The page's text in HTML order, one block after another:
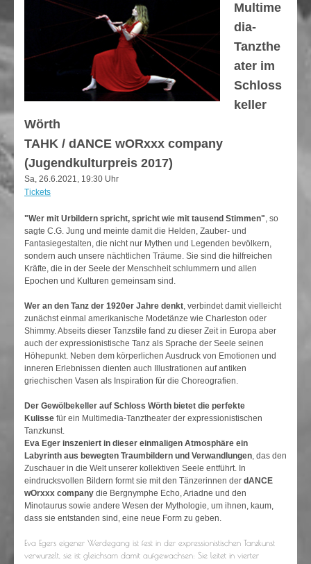
Multime
dia-
Tanzthe
ater im
Schloss
keller
Wörth
TAHK / dANCE wORxxx company
(Jugendkulturpreis 2017)
Sa, 26.6.2021, 19:30 Uhr
Tickets
"Wer mit Urbildern spricht, spricht wie mit tausend Stimmen", so
sagte C.G. Jung und meinte damit die Helden, Zauber- und
Fantasiegestalten, die nicht nur Mythen und Legenden bevölkern,
sondern auch unsere nächtlichen Träume. Sie sind die hilfreichen
Kräfte, die in der Seele der Menschheit schlummern und allen
Epochen und Kulturen gemeinsam sind.
Wer an den Tanz der 1920er Jahre denkt, verbindet damit vielleicht
zunächst einmal amerikanische Modetänze wie Charleston oder
Shimmy. Abseits dieser Tanzstile fand zu dieser Zeit in Europa aber
auch der expressionistische Tanz als Sprache der Seele seinen
Höhepunkt. Neben dem körperlichen Ausdruck von Emotionen und
inneren Erlebnissen dienten auch Illustrationen auf antiken
griechischen Vasen als Inspiration für die Choreografien.
Der Gewölbekeller auf Schloss Wörth bietet die perfekte
Kulisse für ein Multimedia-Tanztheater der expressionistischen
Tanzkunst.
Eva Eger inszeniert in dieser einmaligen Atmosphäre ein
Labyrinth aus bewegten Traumbildern und Verwandlungen, das den
Zuschauer in die Welt unserer kollektiven Seele entführt. In
eindrucksvollen Bildern formt sie mit den Tänzerinnen der dANCE
wOrxxx company die Bergnymphe Echo, Ariadne und den
Minotaurus sowie andere Wesen der Mythologie, um ihnen, kaum,
dass sie entstanden sind, eine neue Form zu geben.
Eva Egers eigener Werdegang ist fest in der expressionistischen Tanzkunst
verwurzelt, sie ist gleichsam damit aufgewachsen: Sie leitet in vierter